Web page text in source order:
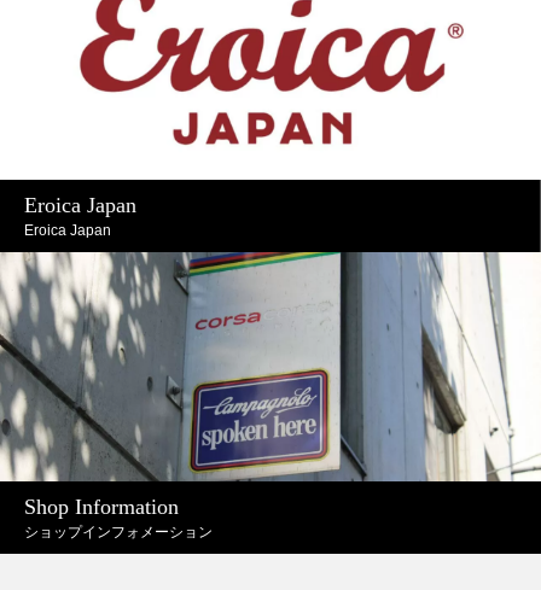
Eroica Japan
Eroica Japan
Shop Information
ショップインフォメーション